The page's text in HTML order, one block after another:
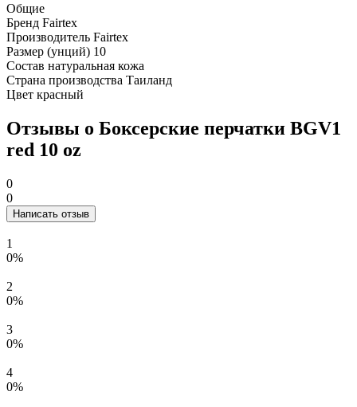
Общие
Бренд Fairtex
Производитель Fairtex
Размер (унций) 10
Состав натуральная кожа
Страна производства Таиланд
Цвет красный
Отзывы о Боксерские перчатки BGV1
red 10 oz
0
0
Написать отзыв
1
0%
2
0%
3
0%
4
0%